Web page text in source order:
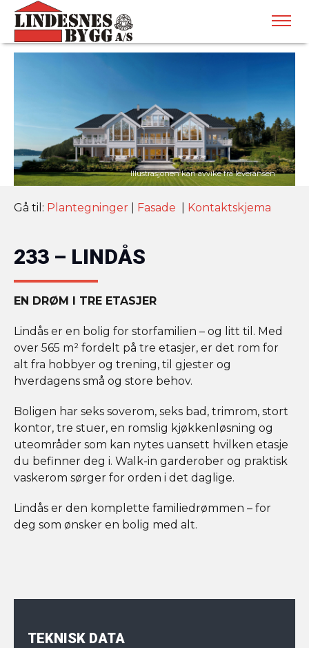
Gå til: Plantegninger Fasade Kontaktskjema
233 – LINDÅS
EN DRØM I TRE ETASJER
Lindås er en bolig for storfamilien – og litt til. Med
over 565 m² fordelt på tre etasjer, er det rom for
alt fra hobbyer og trening, til gjester og
hverdagens små og store behov.
Boligen har seks soverom, seks bad, trimrom, stort
kontor, tre stuer, en romslig kjøkkenløsning og
uteområder som kan nytes uansett hvilken etasje
du befinner deg i. Walk-in garderober og praktisk
vaskerom sørger for orden i det daglige.
Lindås er den komplette familiedrømmen – for
deg som ønsker en bolig med alt.
TEKNISK DATA